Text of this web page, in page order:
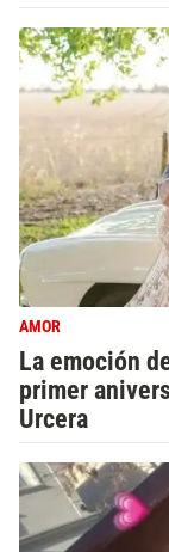
AMOR
La emoción
primer
Urcera